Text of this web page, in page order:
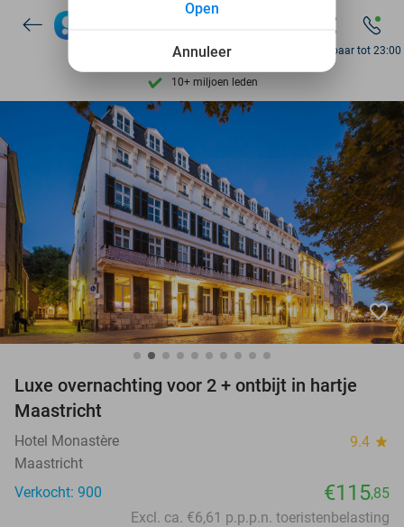
7 dagen per week beschikbaar
10+ miljoen leden
Ontdek 15.000+ deals
7 dagen per week beschikbaar
10+ miljoen leden
Bereikbaar tot 23:00
favorite_border
Luxe overnachting voor 2 + ontbijt in hartje
Maastricht
Hotel Monastère 9.4 star
Maastricht
Verkocht: 900
€115,85
Excl. ca. €6,61 p.p.p.n. toeristenbelasting
Annuleer
Open